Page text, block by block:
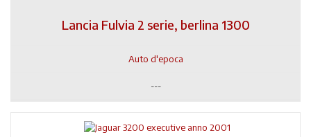
Lancia Fulvia 2 serie, berlina 1300
Auto d'epoca
---